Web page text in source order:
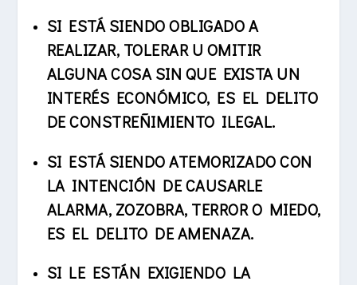
SI ESTÁ SIENDO OBLIGADO A
REALIZAR, TOLERAR U OMITIR
ALGUNA COSA SIN QUE EXISTA UN
INTERÉS ECONÓMICO, ES EL DELITO
DE CONSTREÑIMIENTO ILEGAL.
SI ESTÁ SIENDO ATEMORIZADO CON
LA INTENCIÓN DE CAUSARLE
ALARMA, ZOZOBRA, TERROR O MIEDO,
ES EL DELITO DE AMENAZA.
SI LE ESTÁN EXIGIENDO LA